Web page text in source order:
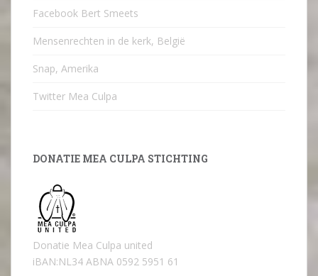
Facebook Bert Smeets
Mensenrechten in de kerk, België
Snap, Amerika
Twitter Mea Culpa
DONATIE MEA CULPA STICHTING
Donatie Mea Culpa united
iBAN:NL34 ABNA 0592 5951 61